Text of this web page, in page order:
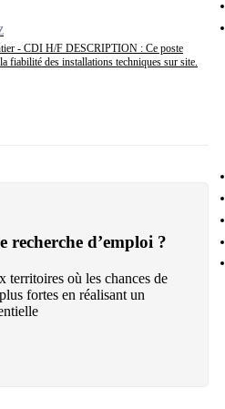
- CDI H/F DESCRIPTION : Ce poste
fiabilité des installations techniques sur site.
recherche d’emploi ?
territoires où les chances de
fortes en réalisant un